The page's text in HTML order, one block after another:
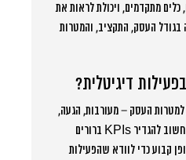
כלים מתקדמים, ויכולת לראות את
בגודל העסק, התקציב, והמטרות
דיגיטלית?
העסק – מעורבות, הגעה,
לידים, מכירות, או בניית מותג. חשוב להגדיר KPIs ברורים
קבוע כדי לוודא שהפעילות